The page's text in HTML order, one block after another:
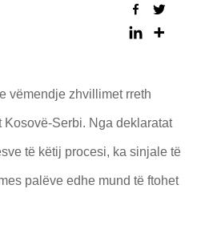
vëmendje zhvillimet rreth
Kosovë-Serbi. Nga deklaratat
të këtij procesi, ka sinjale të
palëve edhe mund të ftohet